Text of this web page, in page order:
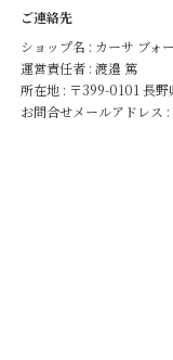
ご連絡先
ショップ名 : カーサ ブォ
運営責任者 : 渡邉 篤
所在地 : 〒399-0101 長
お問合せメールアドレス :